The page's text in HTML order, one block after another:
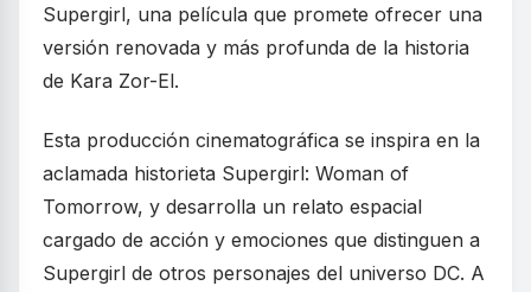
Supergirl, una película que promete ofrecer una
versión renovada y más profunda de la historia
de Kara Zor-El.
Esta producción cinematográfica se inspira en la
aclamada historieta Supergirl: Woman of
Tomorrow, y desarrolla un relato espacial
cargado de acción y emociones que distinguen a
Supergirl de otros personajes del universo DC. A